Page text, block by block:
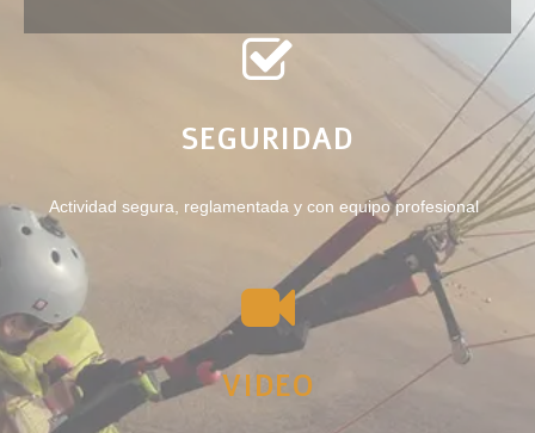
SEGURIDAD
Actividad segura, reglamentada y con equipo profesional
VIDEO